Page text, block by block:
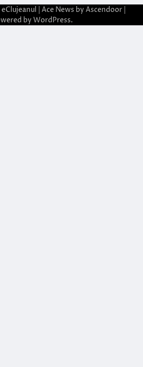
eClujeanul | Ace News by Ascendoor
by WordPress.